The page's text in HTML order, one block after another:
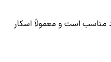
مناسب است و معمولاً اسکار